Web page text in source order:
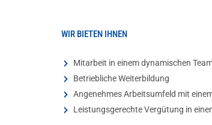
WIR BIETEN IHNEN
Mitarbeit in einem dynamischen
Betriebliche Weiterbildung
Angenehmes Arbeitsumfeld mit
Leistungsgerechte Vergütung in